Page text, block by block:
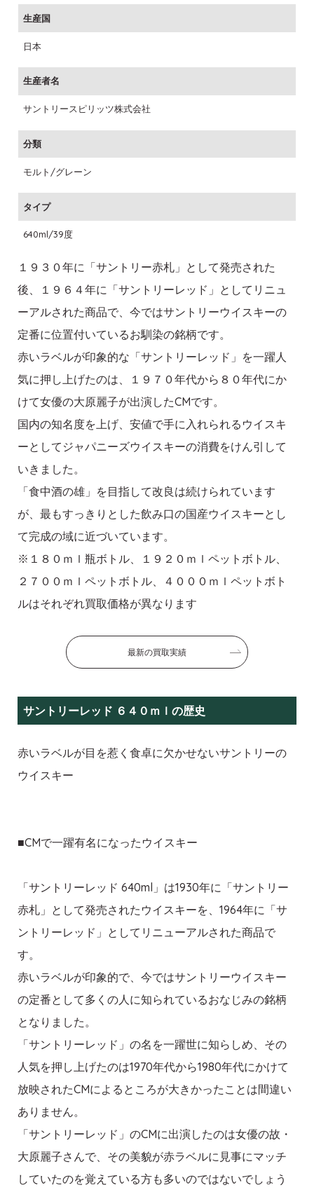
生産国
日本
生産者名
サントリースピリッツ株式会社
分類
モルト/グレーン
タイプ
640ml/39度
１９３０年に「サントリー赤札」として発売された
後、１９６４年に「サントリーレッド」としてリニュ
ーアルされた商品で、今ではサントリーウイスキーの
定番に位置付いているお馴染の銘柄です。
赤いラベルが印象的な「サントリーレッド」を一躍人
気に押し上げたのは、１９７０年代から８０年代にか
けて女優の大原麗子が出演したCMです。
国内の知名度を上げ、安値で手に入れられるウイスキ
ーとしてジャパニーズウイスキーの消費をけん引して
いきました。
「食中酒の雄」を目指して改良は続けられています
が、最もすっきりとした飲み口の国産ウイスキーとし
て完成の域に近づいています。
※１８０ｍｌ瓶ボトル、１９２０ｍｌペットボトル、
２７００ｍｌペットボトル、４０００ｍｌペットボト
ルはそれぞれ買取価格が異なります
最新の買取実績
サントリーレッド ６４０ｍｌの歴史
赤いラベルが目を惹く食卓に欠かせないサントリーの
ウイスキー
■CMで一躍有名になったウイスキー
「サントリーレッド 640ml」は1930年に「サントリー
赤札」として発売されたウイスキーを、1964年に「サ
ントリーレッド」としてリニューアルされた商品で
す。
赤いラベルが印象的で、今ではサントリーウイスキー
の定番として多くの人に知られているおなじみの銘柄
となりました。
「サントリーレッド」の名を一躍世に知らしめ、その
人気を押し上げたのは1970年代から1980年代にかけて
放映されたCMによるところが大きかったことは間違い
ありません。
「サントリーレッド」のCMに出演したのは女優の故・
大原麗子さんで、その美貌が赤ラベルに見事にマッチ
していたのを覚えている方も多いのではないでしょう